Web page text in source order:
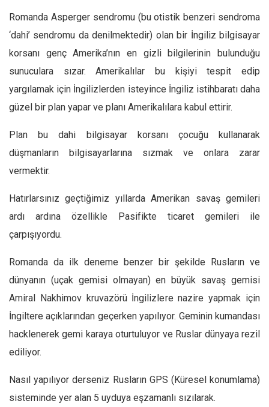
Romanda Asperger sendromu (bu otistik benzeri sendroma
‘dahi’ sendromu da denilmektedir) olan bir İngiliz bilgisayar
korsanı genç Amerika’nın en gizli bilgilerinin bulunduğu
sunuculara sızar. Amerikalılar bu kişiyi tespit edip
yargılamak için İngilizlerden isteyince İngiliz istihbaratı daha
güzel bir plan yapar ve planı Amerikalılara kabul ettirir.
Plan bu dahi bilgisayar korsanı çocuğu kullanarak
düşmanların bilgisayarlarına sızmak ve onlara zarar
vermektir.
Hatırlarsınız geçtiğimiz yıllarda Amerikan savaş gemileri
ardı ardına özellikle Pasifikte ticaret gemileri ile
çarpışıyordu.
Romanda da ilk deneme benzer bir şekilde Rusların ve
dünyanın (uçak gemisi olmayan) en büyük savaş gemisi
Amiral Nakhimov kruvazörü İngilizlere nazire yapmak için
İngiltere açıklarından geçerken yapılıyor. Geminin kumandası
hacklenerek gemi karaya oturtuluyor ve Ruslar dünyaya rezil
ediliyor.
Nasıl yapılıyor derseniz Rusların GPS (Küresel konumlama)
sisteminde yer alan 5 uyduya eşzamanlı sızılarak.